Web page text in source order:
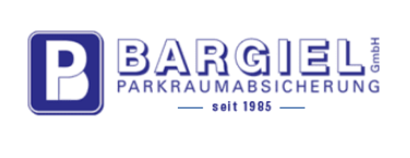
springen
Inhalt
springen